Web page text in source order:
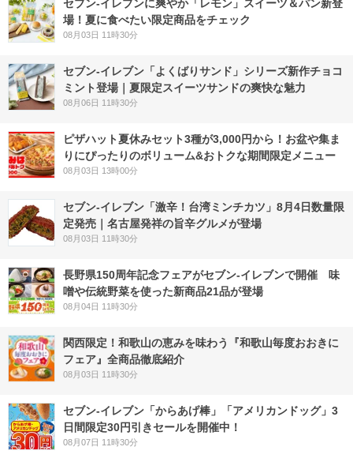
セブン‐イレブンに爽やか「レモン」スイーツ＆パン新登
場！夏に食べたい限定商品をチェック
08月03日 11時30分
セブン‐イレブン「よくばりサンド」シリーズ新作チョコ
ミント登場｜夏限定スイーツサンドの爽快な魅力
08月06日 11時30分
ピザハット夏休みセット3種が3,000円から！お盆や集ま
りにぴったりのボリューム&おトクな期間限定メニュー
08月03日 13時00分
セブン-イレブン「激辛！台湾ミンチカツ」8月4日数量限
定発売｜名古屋発祥の旨辛グルメが登場
08月03日 11時30分
長野県150周年記念フェアがセブン-イレブンで開催 味
噌や伝統野菜を使った新商品21品が登場
08月04日 11時30分
関西限定！和歌山の恵みを味わう『和歌山毎度おおきに
フェア』全商品徹底紹介
08月03日 11時30分
セブン‐イレブン「からあげ棒」「アメリカンドッグ」3
日間限定30円引きセールを開催中！
08月07日 11時30分